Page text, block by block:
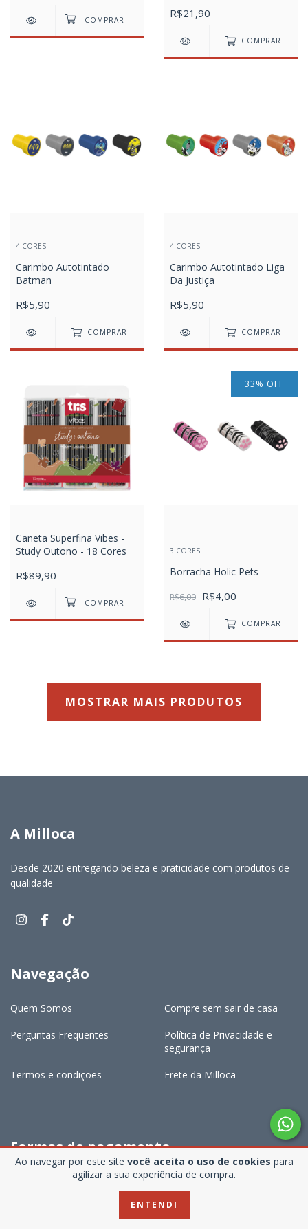
Ao navegar por este site você aceita o uso de cookies para
agilizar a sua experiência de compra.
ENTENDI
R$21,90
COMPRAR
4 CORES
Carimbo Autotintado
Batman
R$5,90
COMPRAR
4 CORES
Carimbo Autotintado Liga
Da Justiça
R$5,90
COMPRAR
Caneta Superfina Vibes -
Study Outono - 18 Cores
R$89,90
33% OFF
3 CORES
Borracha Holic Pets
R$6,00 R$4,00
COMPRAR
MOSTRAR MAIS PRODUTOS
A Milloca
Desde 2020 entregando beleza e praticidade com produtos de
qualidade
Navegação
Quem Somos Compre sem sair de casa
Perguntas Frequentes
Política de Privacidade e
segurança
Termos e condições Frete da Milloca
Formas de pagamento